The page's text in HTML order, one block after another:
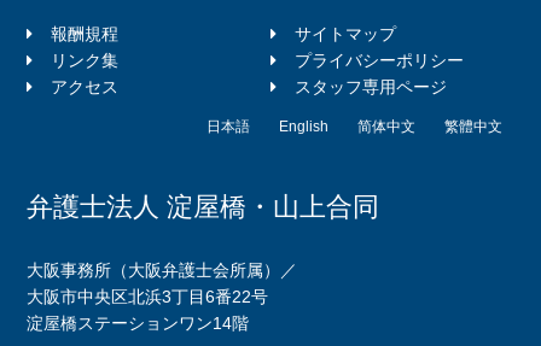
報酬規程
サイトマップ
リンク集
プライバシーポリシー
アクセス
スタッフ専用ページ
日本語 English 简体中文 繁體中文
弁護士法人 淀屋橋・山上合同
大阪事務所（大阪弁護士会所属）／
大阪市中央区北浜3丁目6番22号
淀屋橋ステーションワン14階